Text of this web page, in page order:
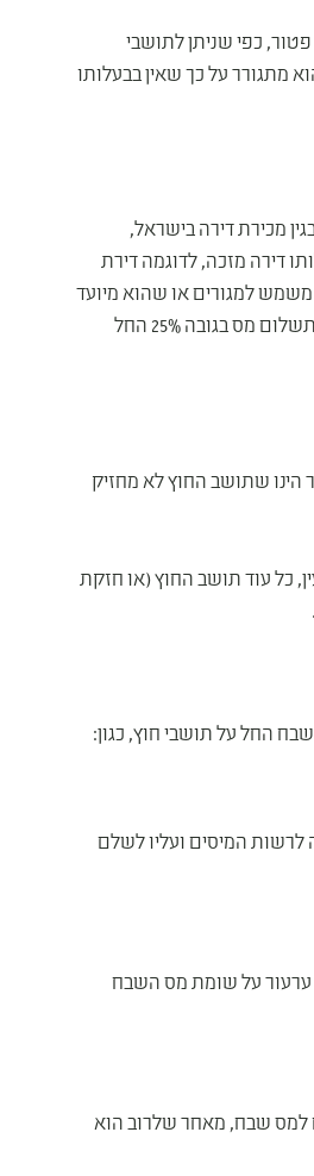
כפי שניתן לתושבי
מתגורר על כך שאין בבעלותו
מכירת דירה בישראל,
דירה מזכה, לדוגמה דירת
משמש למגורים או שהוא מיועד
למגורים. דירה מזכה תחושב לפי מס לינארי בדרך הבא: פטור מתשלום המס עד ליום 1/1/14 ותשלום מס בגובה 25% החל
שתושב החוץ לא מחזיק
סעיף 49א(א) לחוק מיסוי מקרקעין, כל עוד תושב החוץ (או חזקת
החל על תושבי חוץ, כגון:
לרשות המיסים ועליו לשלם
ערעור על שומת מס השבח
למס שבח, מאחר שלרוב הוא